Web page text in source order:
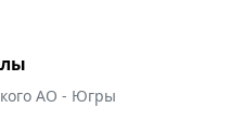
АО - Югры